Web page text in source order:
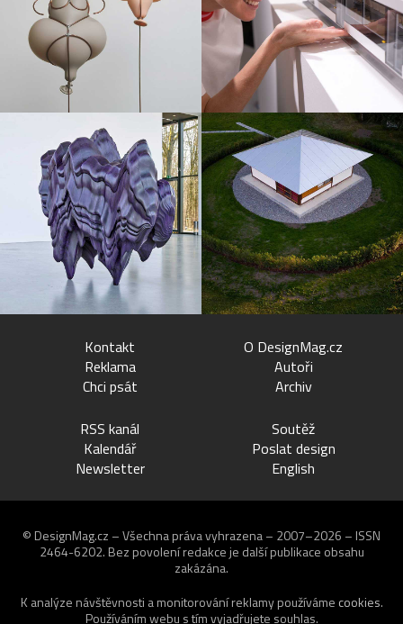
Kontakt
Reklama
Chci psát
O DesignMag.cz
Autoři
Archiv
RSS kanál
Kalendář
Newsletter
Soutěž
Poslat design
English
© DesignMag.cz – Všechna práva vyhrazena – 2007–2026 – ISSN
2464-6202. Bez povolení redakce je další publikace obsahu
zakázána.
K analýze návštěvnosti a monitorování reklamy používáme cookies.
Používáním webu s tím vyjadřujete souhlas.